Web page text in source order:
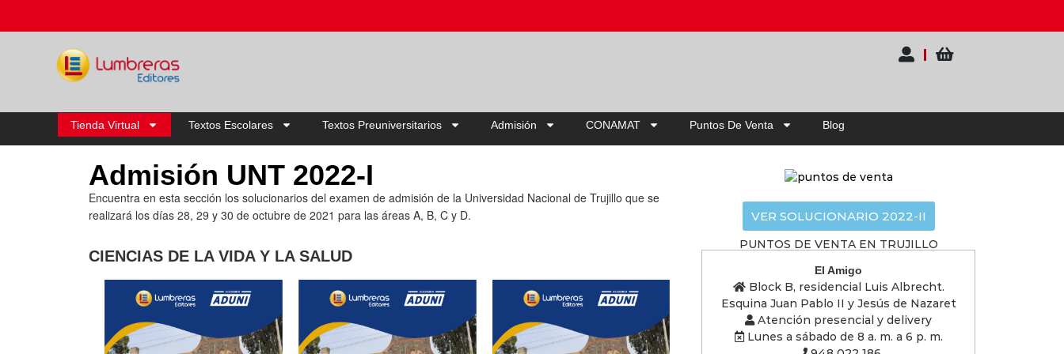
Tienda Virtual Textos Escolares Textos Preuniversitarios Admisión CONAMAT Puntos De Venta Blog
Admisión UNT 2022-I
Encuentra en esta sección los solucionarios del examen de admisión de la Universidad Nacional de Trujillo que se
realizará los días 28, 29 y 30 de octubre de 2021 para las áreas A, B, C y D.
CIENCIAS DE LA VIDA Y LA SALUD
VER SOLUCIONARIO 2022-II
PUNTOS DE VENTA EN TRUJILLO
El Amigo
Block B, residencial Luis Albrecht.
Esquina Juan Pablo II y Jesús de Nazaret
Atención presencial y delivery
Lunes a sábado de 8 a. m. a 6 p. m.